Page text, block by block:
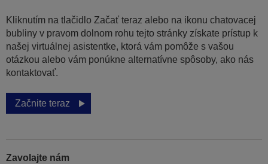
Kliknutím na tlačidlo Začať teraz alebo na ikonu chatovacej
bubliny v pravom dolnom rohu tejto stránky získate prístup k
našej virtuálnej asistentke, ktorá vám pomôže s vašou
otázkou alebo vám ponúkne alternatívne spôsoby, ako nás
kontaktovať.
Začnite teraz
Zavolajte nám